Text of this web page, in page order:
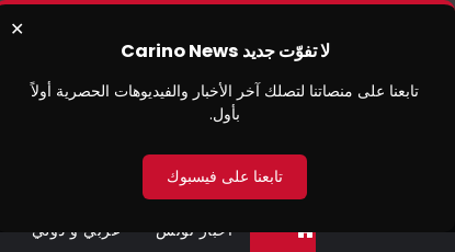
✕
لا تفوّت جديد Carino News
تابعنا على منصاتنا لتصلك آخر الأخبار والفيديوهات الحصرية أولاً
بأول.
تابعنا على فيسبوك
اخبار تونس عربي و دولي